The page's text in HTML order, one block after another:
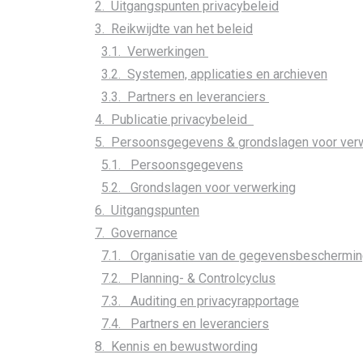
2. Uitgangspunten privacybeleid
3. Reikwijdte van het beleid
3.1. Verwerkingen
3.2. Systemen, applicaties en archieven
3.3. Partners en leveranciers
4. Publicatie privacybeleid
5. Persoonsgegevens & grondslagen voor
5.1. Persoonsgegevens
5.2. Grondslagen voor verwerking
6. Uitgangspunten
7. Governance
7.1. Organisatie van de
7.2. Planning- & Controlcyclus
7.3. Auditing en privacyrapportage
7.4. Partners en leveranciers
8. Kennis en bewustwording